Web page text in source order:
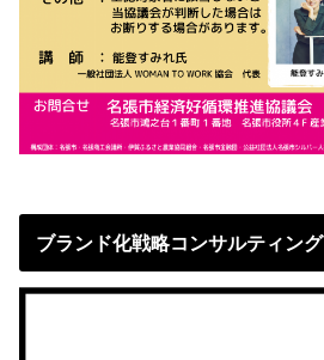
ブランド化戦略コンサルティング